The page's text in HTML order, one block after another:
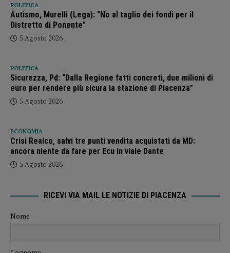
POLITICA
Autismo, Murelli (Lega): “No al taglio dei fondi per il
Distretto di Ponente”
5 Agosto 2026
POLITICA
Sicurezza, Pd: “Dalla Regione fatti concreti, due milioni di
euro per rendere più sicura la stazione di Piacenza”
5 Agosto 2026
ECONOMIA
Crisi Realco, salvi tre punti vendita acquistati da MD:
ancora niente da fare per Ecu in viale Dante
5 Agosto 2026
RICEVI VIA MAIL LE NOTIZIE DI PIACENZA
Nome